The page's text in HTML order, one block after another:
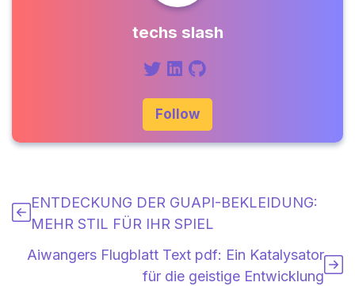
techs slash
Follow
ENTDECKUNG DER GUAPI-BEKLEIDUNG:
MEHR STIL FÜR IHR SPIEL
Aiwangers Flugblatt Text pdf: Ein Katalysator
für die geistige Entwicklung